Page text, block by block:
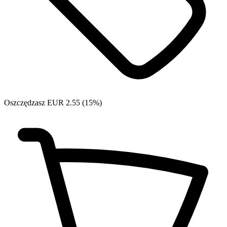
Oszczędzasz EUR 2.55 (15%)